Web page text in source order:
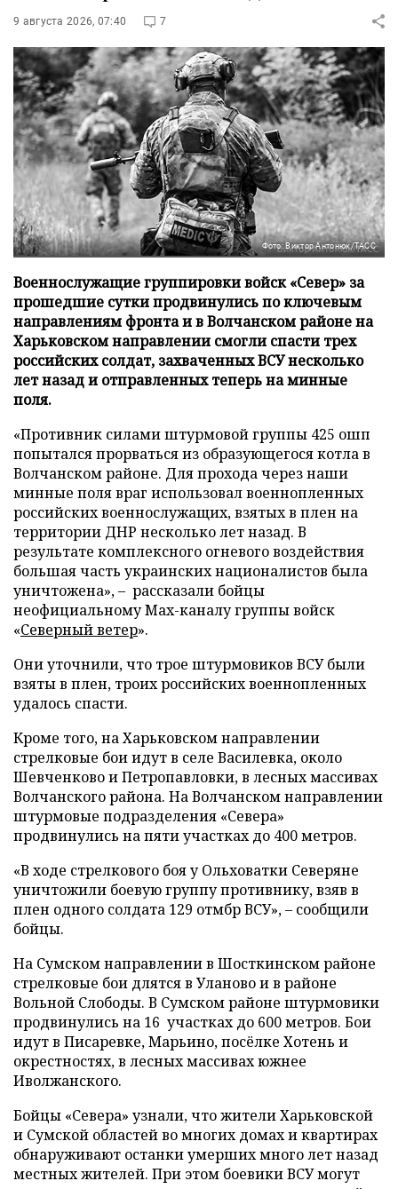
9 августа 2026, 07:40 7
Фото: Виктор Антонюк/ТАСС
Военнослужащие группировки войск «Север» за
прошедшие сутки продвинулись по ключевым
направлениям фронта и в Волчанском районе на
Харьковском направлении смогли спасти трех
российских солдат, захваченных ВСУ несколько
лет назад и отправленных теперь на минные
поля.
«Противник силами штурмовой группы 425 ошп
попытался прорваться из образующегося котла в
Волчанском районе. Для прохода через наши
минные поля враг использовал военнопленных
российских военнослужащих, взятых в плен на
территории ДНР несколько лет назад. В
результате комплексного огневого воздействия
большая часть украинских националистов была
уничтожена», – рассказали бойцы
неофициальному Max-каналу группы войск
«Северный ветер».
Они уточнили, что трое штурмовиков ВСУ были
взяты в плен, троих российских военнопленных
удалось спасти.
Кроме того, на Харьковском направлении
стрелковые бои идут в селе Василевка, около
Шевченково и Петропавловки, в лесных массивах
Волчанского района. На Волчанском направлении
штурмовые подразделения «Севера»
продвинулись на пяти участках до 400 метров.
«В ходе стрелкового боя у Ольховатки Северяне
уничтожили боевую группу противнику, взяв в
плен одного солдата 129 отмбр ВСУ», – сообщили
бойцы.
На Сумском направлении в Шосткинском районе
стрелковые бои длятся в Уланово и в районе
Вольной Слободы. В Сумском районе штурмовики
продвинулись на 16 участках до 600 метров. Бои
идут в Писаревке, Марьино, посёлке Хотень и
окрестностях, в лесных массивах южнее
Иволжанского.
Бойцы «Севера» узнали, что жители Харьковской
и Сумской областей во многих домах и квартирах
обнаруживают останки умерших много лет назад
местных жителей. При этом боевики ВСУ могут